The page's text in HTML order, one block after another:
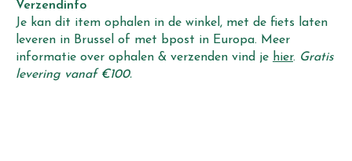
Verzendinfo
Je kan dit item ophalen in de winkel, met de fiets laten
leveren in Brussel of met bpost in Europa. Meer
informatie over ophalen & verzenden vind je hier. Gratis
levering vanaf €100.